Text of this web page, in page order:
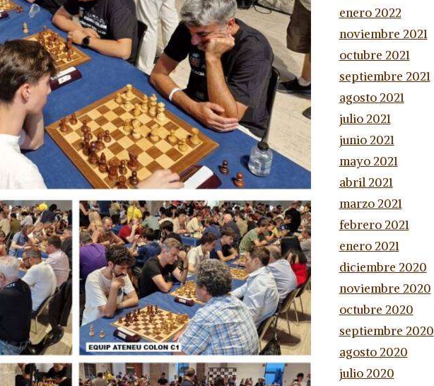
enero 2022
noviembre 2021
octubre 2021
septiembre 2021
agosto 2021
julio 2021
junio 2021
mayo 2021
abril 2021
marzo 2021
febrero 2021
enero 2021
diciembre 2020
noviembre 2020
octubre 2020
septiembre 2020
agosto 2020
julio 2020